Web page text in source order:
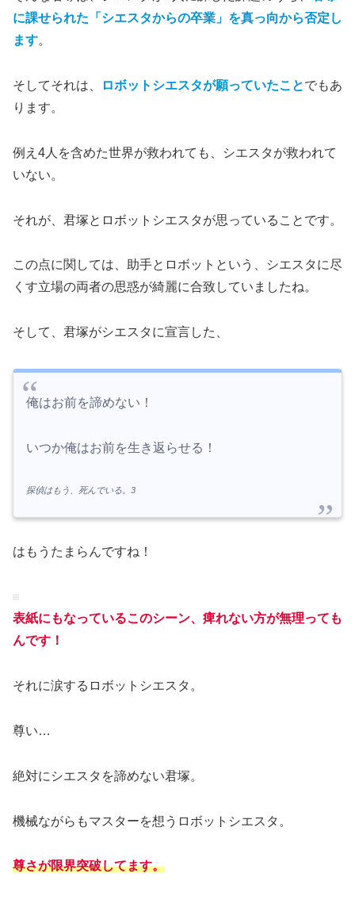
に課せられた「シエスタからの卒業」を真っ向から否定し
ます。
そしてそれは、 ロボットシエスタが願っていたことでもあ
ります。
例え4人を含めた世界が救われても、シエスタが救われて
いない。
それが、君塚とロボットシエスタが思っていることです。
この点に関しては、助手とロボットという、シエスタに尽
くす立場の両者の思惑が綺麗に合致していましたね。
そして、君塚がシエスタに宣言した、
俺はお前を諦めない！
いつか俺はお前を生き返らせる！
探偵はもう、死んでいる。3
はもうたまらんですね！
表紙にもなっているこのシーン、痺れない方が無理っても
んです！
それに涙するロボットシエスタ。
尊い…
絶対にシエスタを諦めない君塚。
機械ながらもマスターを想うロボットシエスタ。
尊さが限界突破してます。